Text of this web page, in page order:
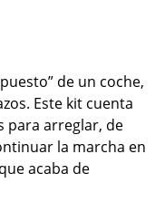
de un coche,
Este kit cuenta
para arreglar, de
la marcha en
acaba de